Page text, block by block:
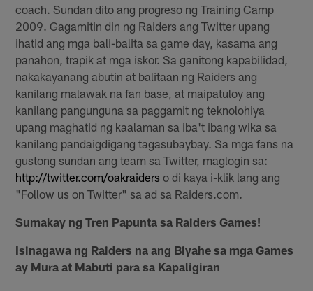
coach. Sundan dito ang progreso ng Training Camp
2009. Gagamitin din ng Raiders ang Twitter upang
ihatid ang mga bali-balita sa game day, kasama ang
panahon, trapik at mga iskor. Sa ganitong kapabilidad,
nakakayanang abutin at balitaan ng Raiders ang
kanilang malawak na fan base, at maipatuloy ang
kanilang pangunguna sa paggamit ng teknolohiya
upang maghatid ng kaalaman sa iba't ibang wika sa
kanilang pandaigdigang tagasubaybay. Sa mga fans na
gustong sundan ang team sa Twitter, maglogin sa:
http://twitter.com/oakraiders o di kaya i-klik lang ang
"Follow us on Twitter" sa ad sa Raiders.com.
Sumakay ng Tren Papunta sa Raiders Games!
Isinagawa ng Raiders na ang Biyahe sa mga Games
ay Mura at Mabuti para sa Kapaligiran